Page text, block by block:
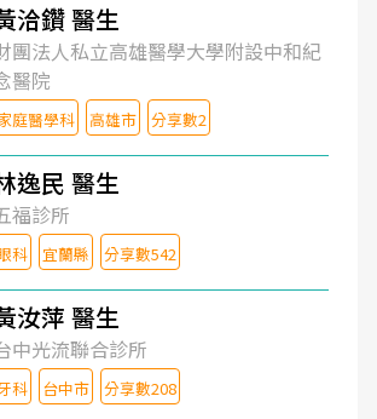
洽鑽 醫生
團法人私立高雄醫學大學附設中和紀
醫院
庭醫學科 高雄市 分享數2
逸民 醫生
福診所
科 宜蘭縣 分享數542
汝萍 醫生
中光流聯合診所
科 台中市 分享數208